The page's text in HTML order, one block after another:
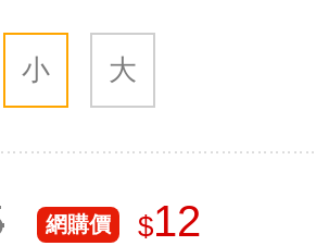
小 大
網購價 $12